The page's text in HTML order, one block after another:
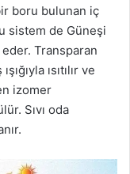
boru bulunan iç
sistem de Güneşi
Transparan
ısıtılır ve
izomer
Sıvı oda